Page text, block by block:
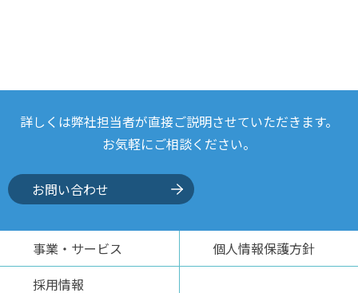
詳しくは弊社担当者が直接ご説明させていただきます。
お気軽にご相談ください。
お問い合わせ
事業・サービス
採用情報
個人情報保護方針